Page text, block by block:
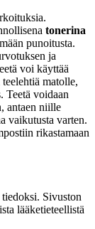
tonerina
punoitusta.
ja
voi käyttää
matolle,
Teetä voidaan
antaen niille
vaikutusta varten.
rikastamaan
Sivuston
lääketieteellistä